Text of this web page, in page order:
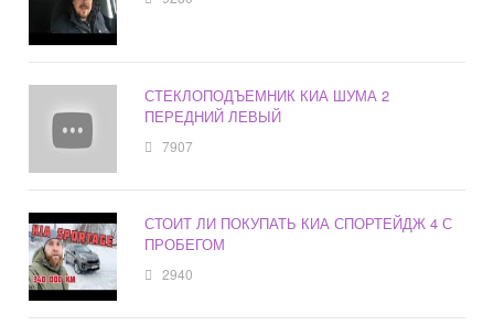
СТЕКЛОПОДЪЕМНИК КИА ШУМА 2
ПЕРЕДНИЙ ЛЕВЫЙ
7907
СТОИТ ЛИ ПОКУПАТЬ КИА СПОРТЕЙДЖ 4 С
ПРОБЕГОМ
2940